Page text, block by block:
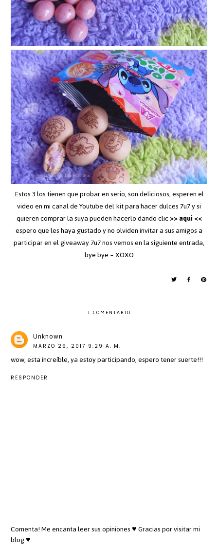
Estos 3 los tienen que probar en serio, son deliciosos, esperen el
video en mi canal de Youtube del kit para hacer dulces 7u7 y si
quieren comprar la suya pueden hacerlo dando clic>> aqui <<
espero que les haya gustado y no olviden invitar a sus amigos a
participar en el giveaway 7u7 nos vemos en la siguiente entrada,
bye bye ~ XOXO
1 COMENTARIO
Unknown
MARZO 29, 2017 9:29 A. M.
wow, esta increíble, ya estoy participando, espero tener suerte!!!
RESPONDER
Comenta! Me encanta leer sus opiniones ♥ Gracias por visitar mi
blog ♥